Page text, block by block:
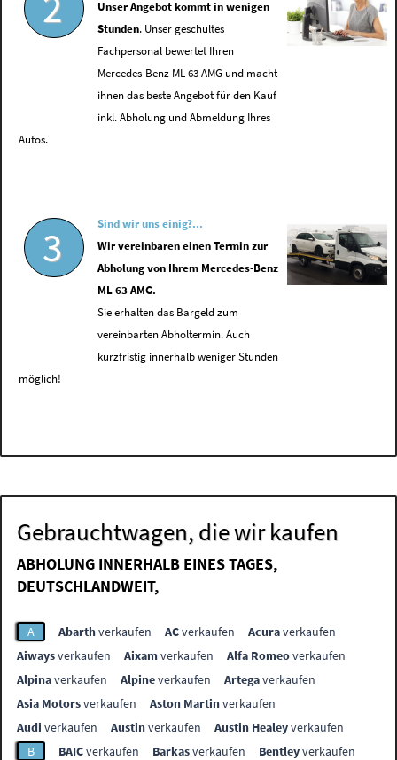
Unser Angebot kommt in wenigen
Stunden. Unser geschultes
Fachpersonal bewertet Ihren
Mercedes-Benz ML 63 AMG und macht
ihnen das beste Angebot für den Kauf
inkl. Abholung und Abmeldung Ihres
Autos.
3
Sind wir uns einig?...
Wir vereinbaren einen Termin zur
Abholung von Ihrem Mercedes-Benz
ML 63 AMG.
Sie erhalten das Bargeld zum
vereinbarten Abholtermin. Auch
kurzfristig innerhalb weniger Stunden
möglich!
Gebrauchtwagen, die wir kaufen
ABHOLUNG INNERHALB EINES TAGES,
DEUTSCHLANDWEIT,
A Abarthverkaufen ACverkaufen Acuraverkaufen
Aiwaysverkaufen Aixamverkaufen Alfa Romeoverkaufen
Alpinaverkaufen Alpineverkaufen Artegaverkaufen
Asia Motorsverkaufen Aston Martinverkaufen
Audi verkaufen Austinverkaufen Austin Healeyverkaufen
B
BAICverkaufen Barkasverkaufen Bentleyverkaufen